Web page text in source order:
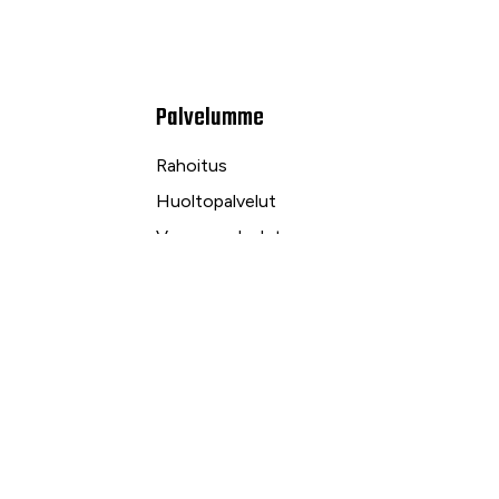
Palvelumme
Rahoitus
Huoltopalvelut
Varaosapalvelut